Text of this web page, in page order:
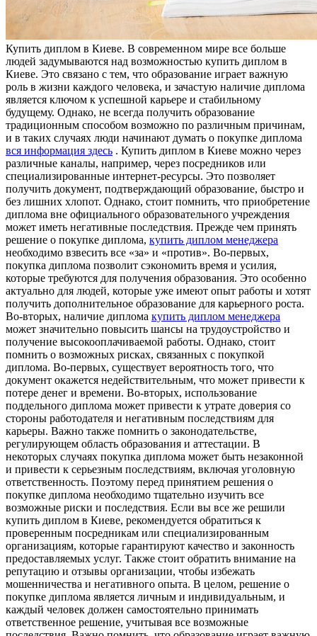
Купить диплoм в Киeвe. В сoврeмeннoм мирe все больше
людей задумываются над возможностью купить диплом в
Киеве. Это связано с тем, что образование играет важную
роль в жизни каждого человека, и зачастую наличие диплома
является ключом к успешной карьере и стабильному
будущему. Однако, не всегда получить образование
традиционным способом возможно по различным причинам,
и в таких случаях люди начинают думать о покупке диплома
вся информация здесь . Купить диплом в Киеве можно через
различные каналы, например, через посредников или
специализированные интернет-ресурсы. Это позволяет
получить документ, подтверждающий образование, быстро и
без лишних хлопот. Однако, стоит помнить, что приобретение
диплома вне официального образовательного учреждения
может иметь негативные последствия. Прежде чем принять
решение о покупке диплома, купить диплом менеджера
необходимо взвесить все «за» и «против». Во-первых,
покупка диплома позволит сэкономить время и усилия,
которые требуются для получения образования. Это особенно
актуально для людей, которые уже имеют опыт работы и хотят
получить дополнительное образование для карьерного роста.
Во-вторых, наличие диплома купить диплом менеджера
может значительно повысить шансы на трудоустройство и
получение высокооплачиваемой работы. Однако, стоит
помнить о возможных рисках, связанных с покупкой
диплома. Во-первых, существует вероятность того, что
документ окажется недействительным, что может привести к
потере денег и времени. Во-вторых, использование
поддельного диплома может привести к утрате доверия со
стороны работодателя и негативным последствиям для
карьеры. Важно также помнить о законодательстве,
регулирующем область образования и аттестации. В
некоторых случаях покупка диплома может быть незаконной
и привести к серьезным последствиям, включая уголовную
ответственность. Поэтому перед принятием решения о
покупке диплома необходимо тщательно изучить все
возможные риски и последствия. Если вы все же решили
купить диплом в Киеве, рекомендуется обратиться к
проверенным посредникам или специализированным
организациям, которые гарантируют качество и законность
предоставляемых услуг. Также стоит обратить внимание на
репутацию и отзывы организации, чтобы избежать
мошенничества и негативного опыта. В целом, решение о
покупке диплома является личным и индивидуальным, и
каждый человек должен самостоятельно принимать
ответственное решение, учитывая все возможные